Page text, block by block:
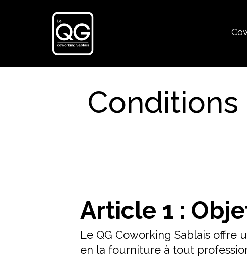
Conditions
Article 1 :
Le QG Coworking Sablais
en la fourniture à tout